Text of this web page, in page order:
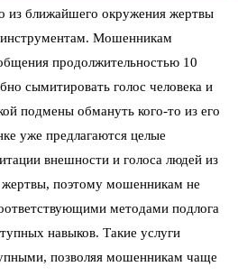
из ближайшего окружения жертвы
Мошенникам
продолжительностью 10
сымитировать голос человека и
подмены обмануть кого-то из его
уже предлагаются целые
внешности и голоса людей из
поэтому мошенникам не
методами подлога
навыков. Такие услуги
позволяя мошенникам чаще